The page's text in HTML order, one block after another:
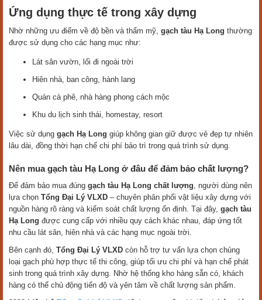
Ứng dụng thực tế trong xây dựng
Nhờ những ưu điểm về độ bền và thẩm mỹ, gạch tàu Hạ Long thường
được sử dụng cho các hạng mục như:
Lát sân vườn, lối đi ngoài trời
Hiên nhà, ban công, hành lang
Quán cà phê, nhà hàng phong cách mộc
Khu du lịch sinh thái, homestay, resort
Việc sử dụng gạch Hạ Long giúp không gian giữ được vẻ đẹp tự nhiên
lâu dài, đồng thời hạn chế chi phí bảo trì trong quá trình sử dụng.
Nên mua gạch tàu Hạ Long ở đâu để đảm bảo chất lượng?
Để đảm bảo mua đúng gạch tàu Hạ Long chất lượng, người dùng nên
lựa chọn Tổng Đại Lý VLXD – chuyên phân phối vật liệu xây dựng với
nguồn hàng rõ ràng và kiểm soát chất lượng ổn định. Tại đây, gạch tàu
Hạ Long được cung cấp với nhiều quy cách khác nhau, đáp ứng tốt
nhu cầu lát sân, hiên nhà và các hạng mục ngoài trời.
Bên cạnh đó, Tổng Đại Lý VLXD còn hỗ trợ tư vấn lựa chọn chủng
loại gạch phù hợp thực tế thi công, giúp tối ưu chi phí và hạn chế phát
sinh trong quá trình xây dựng. Nhờ hệ thống kho hàng sẵn có, khách
hàng có thể chủ động tiến độ và yên tâm về chất lượng sản phẩm.